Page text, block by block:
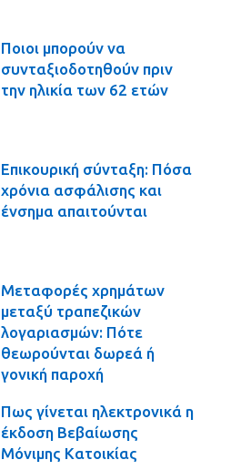
Ποιοι μπορούν να
συνταξιοδοτηθούν πριν
την ηλικία των 62 ετών
Επικουρική σύνταξη: Πόσα
χρόνια ασφάλισης και
ένσημα απαιτούνται
Μεταφορές χρημάτων
μεταξύ τραπεζικών
λογαριασμών: Πότε
θεωρούνται δωρεά ή
γονική παροχή
Πως γίνεται ηλεκτρονικά η
έκδοση Βεβαίωσης
Μόνιμης Κατοικίας